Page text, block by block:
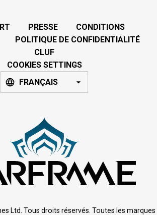
PRESSE
CONDITIONS
POLITIQUE DE CONFIDENTIALITÉ
CLUF
COOKIES SETTINGS
FRANÇAIS
Ltd. Tous droits réservés. Toutes les marques